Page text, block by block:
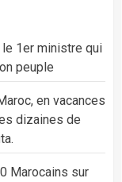
1er ministre qui
peuple
en vacances
dizaines de
Marocains sur